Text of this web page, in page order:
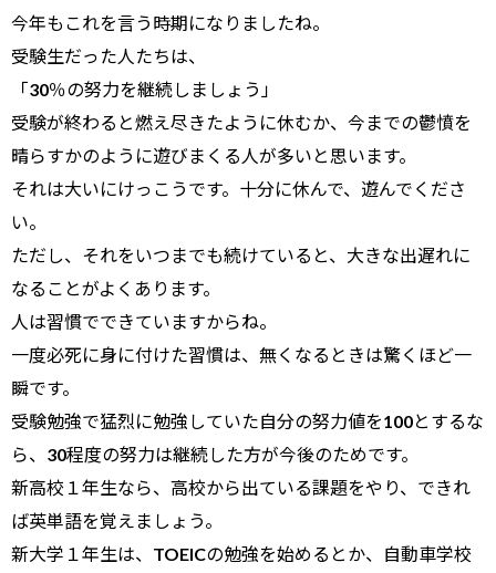
今年もこれを言う時期になりましたね。
受験生だった人たちは、
「30％の努力を継続しましょう」
受験が終わると燃え尽きたように休むか、今までの鬱憤を
晴らすかのように遊びまくる人が多いと思います。
それは大いにけっこうです。十分に休んで、遊んでくださ
い。
ただし、それをいつまでも続けていると、大きな出遅れに
なることがよくあります。
人は習慣でできていますからね。
一度必死に身に付けた習慣は、無くなるときは驚くほど一
瞬です。
受験勉強で猛烈に勉強していた自分の努力値を100とするな
ら、30程度の努力は継続した方が今後のためです。
新高校１年生なら、高校から出ている課題をやり、できれ
ば英単語を覚えましょう。
新大学１年生は、TOEICの勉強を始めるとか、自動車学校